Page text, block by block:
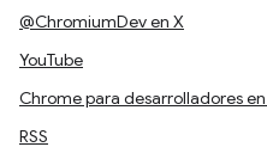
@ChromiumDev en X
YouTube
Chrome para desarrolladores
RSS